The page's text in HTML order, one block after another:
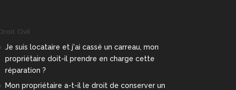
Civil
Je suis locataire et j'ai cassé un carreau, mon
propriétaire doit-il prendre en charge cette
réparation ?
Mon propriétaire a-t-il le droit de conserver un